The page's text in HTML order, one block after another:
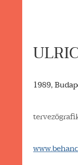
1989,